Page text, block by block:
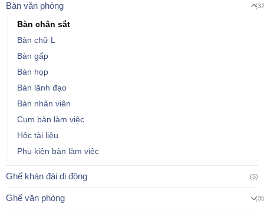
Bàn văn phòng
Bàn chân sắt
Bàn chữ L
Bàn gấp
Bàn họp
Bàn lãnh đạo
Bàn nhân viên
Cụm bàn làm việc
Hộc tài liệu
Phụ kiện bàn làm việc
Ghế khán đài di động (5)
Ghế văn phòng